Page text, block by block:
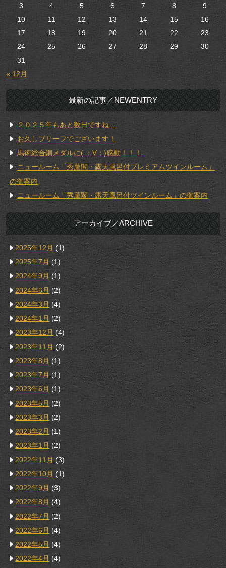
3 4 5 6 7 8
9
10
11 12 13 14 15
16
17
18 19 20 21 22
23
24
25 26 27 28 29
30
31
« 12月
最新の記事／NEWENTRY
２０２５年もあと数日ですね…
お久しブリーフでございます！
馬術総合銅メダルに( ；∀；)感動！！！
ニュールーム「秀蘆閣・露天風呂付プレミアムツインルーム」
の御案内
ニュールーム「秀蘆閣・露天風呂付ツインルーム」の御案内
アーカイブ／ARCHIVE
2025年12月 (1)
2025年7月 (1)
2024年9月 (1)
2024年6月 (2)
2024年3月 (4)
2024年1月 (2)
2023年12月 (4)
2023年11月 (2)
2023年8月 (1)
2023年7月 (1)
2023年6月 (1)
2023年5月 (2)
2023年3月 (2)
2023年2月 (1)
2023年1月 (2)
2022年11月 (3)
2022年10月 (1)
2022年9月 (3)
2022年8月 (4)
2022年7月 (2)
2022年6月 (4)
2022年5月 (4)
2022年4月 (4)